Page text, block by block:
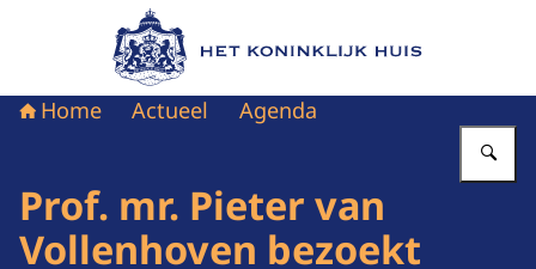
Naar de homepage van Het Koninklijk Huis
Home Actueel Agenda
Prof. mr. Pieter van
Vollenhoven bezoekt